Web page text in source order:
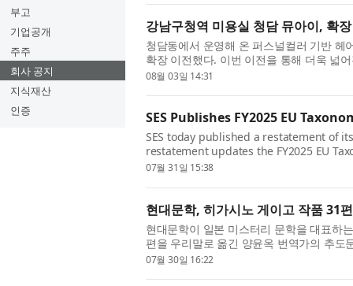
부고
기업공개
주주
회사 공지
지식재산
인증
강남구청역 미용실 청담 뮤아이, 확
청담동에서 운영해 온 퍼스널컬러 기반 헤
확장 이전했다. 이번 이전을 통해 더욱 넓
크업을 아우르는 프리미엄 토털 뷰티 서비
08월 03일 14:31
SES Publishes FY2025 EU
SES today published a restatement of
restatement updates the FY2025 EU
Report and supersedes the previously
07월 31일 15:38
현대문학, 히가시노 게이고 작품 31
현대문학이 일본 미스터리 문학을 대표하
편을 우리말로 옮긴 양윤옥 번역가의 추도
번역가는 “그가 남긴 작품 중 31편을 우리
07월 30일 16:22